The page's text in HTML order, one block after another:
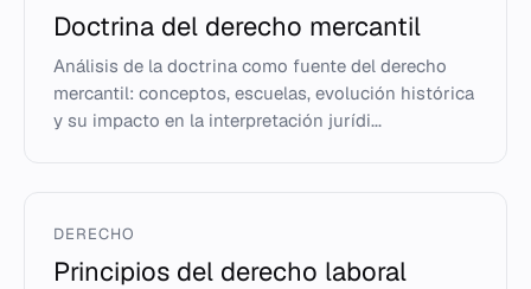
Doctrina del derecho mercantil
Análisis de la doctrina como fuente del derecho
mercantil: conceptos, escuelas, evolución histórica
y su impacto en la interpretación jurídi...
DERECHO
Principios del derecho laboral